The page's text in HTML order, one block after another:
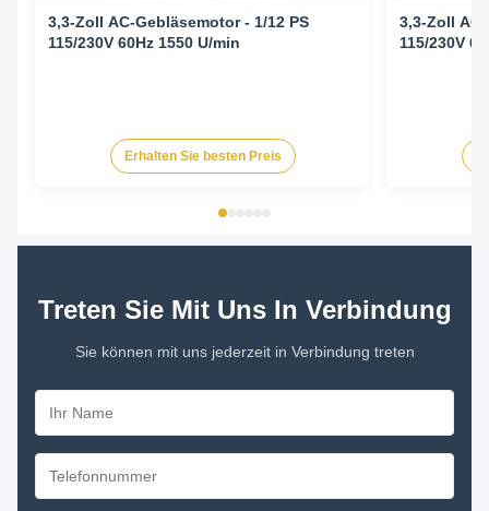
3,3-Zoll AC-Gebläsemotor - 1/12 PS
115/230V 60Hz 1550 U/min
Erhalten Sie besten Preis
3,3-Zoll
115/230V
Treten Sie Mit Uns In Verbindung
Sie können mit uns jederzeit in Verbindung treten